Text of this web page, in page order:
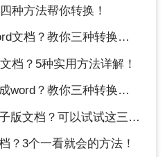
种方法帮你转换！
档？教你三种转换方法！
档？5种实用方法详解！
？教你三种转换方法！
档？可以试试这三个方法！
？3个一看就会的方法！